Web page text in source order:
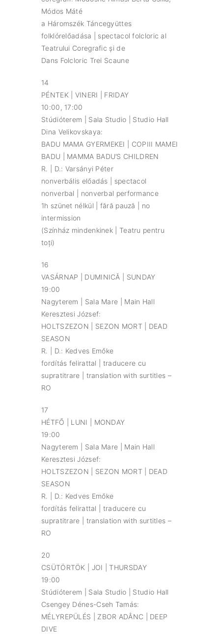
Módos Máté
a Háromszék Táncegyüttes
folklórelőadása | spectacol folcloric al
Teatrului Coregrafic și de
Dans Folcloric Trei Scaune
14
PÉNTEK | VINERI | FRIDAY
10:00, 17:00
Stúdióterem | Sala Studio | Studio Hall
Dina Velikovskaya:
BADU MAMA GYERMEKEI | COPIII MAMEI
BADU | MAMMA BADU’S CHILDREN
R. | D.: Varsányi Péter
nonverbális előadás | spectacol
nonverbal | nonverbal performance
1h szünet nélkül | fără pauză | no
intermission
(Színház mindenkinek | Teatru pentru
toți)
16
VASÁRNAP | DUMINICĂ | SUNDAY
19:00
Nagyterem | Sala Mare | Main Hall
Keresztesi József:
HOLTSZEZON | SEZON MORT | DEAD
SEASON
R. | D.: Kedves Emőke
fordítás felirattal | traducere cu
supratitrare | translation with surtitles –
RO
17
HÉTFŐ | LUNI | MONDAY
19:00
Nagyterem | Sala Mare | Main Hall
Keresztesi József:
HOLTSZEZON | SEZON MORT | DEAD
SEASON
R. | D.: Kedves Emőke
fordítás felirattal | traducere cu
supratitrare | translation with surtitles –
RO
20
CSÜTÖRTÖK | JOI | THURSDAY
19:00
Stúdióterem | Sala Studio | Studio Hall
Csengey Dénes-Cseh Tamás:
MÉLYREPÜLÉS | ZBOR ADÂNC | DEEP
DIVE